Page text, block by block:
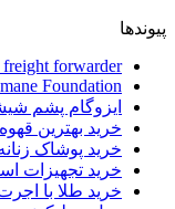
پیوندها
forwarder
Foundation
ایزوگام پشم
خرید بهترین
خرید پوشاک
خرید تجهیزات
خرید طلا با